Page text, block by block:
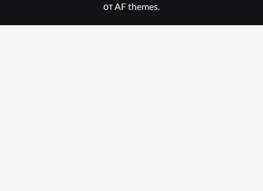
от AF themes.